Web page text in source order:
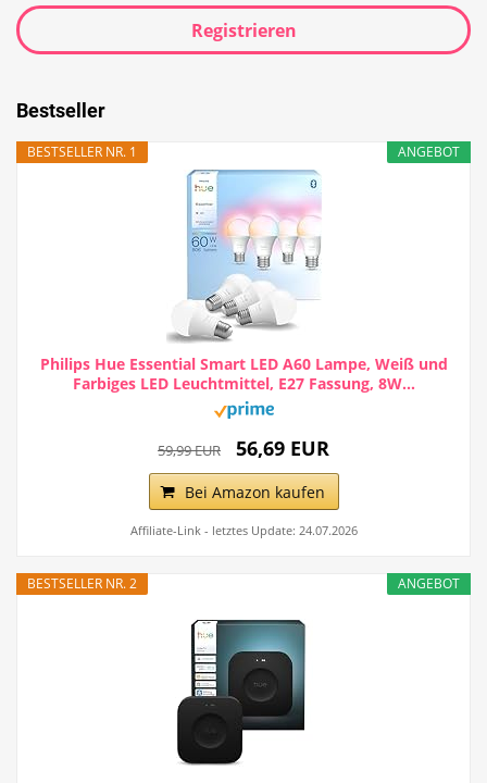
Registrieren
Bestseller
ANGEBOT
BESTSELLER NR. 1
Philips Hue Essential Smart LED A60 Lampe, Weiß und
Farbiges LED Leuchtmittel, E27 Fassung, 8W...
59,99 EUR 56,69 EUR
Bei Amazon kaufen
Affiliate-Link - letztes Update: 24.07.2026
ANGEBOT
BESTSELLER NR. 2